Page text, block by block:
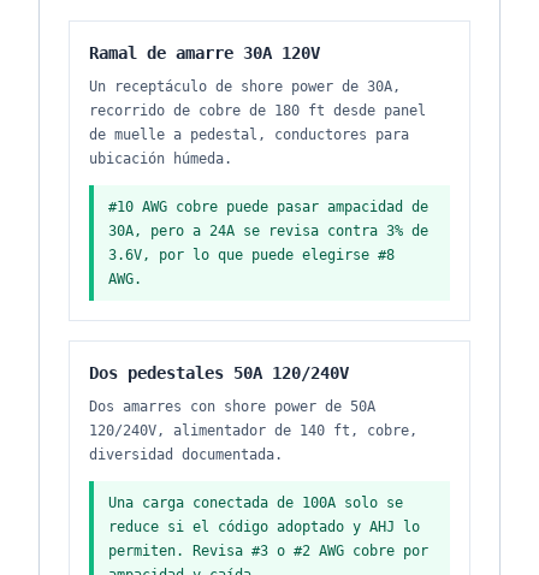
Ramal de amarre 30A 120V
Un receptáculo de shore power de 30A,
recorrido de cobre de 180 ft desde panel
de muelle a pedestal, conductores para
ubicación húmeda.
#10 AWG cobre puede pasar ampacidad de
30A, pero a 24A se revisa contra 3% de
3.6V, por lo que puede elegirse #8
AWG.
Dos pedestales 50A 120/240V
Dos amarres con shore power de 50A
120/240V, alimentador de 140 ft, cobre,
diversidad documentada.
Una carga conectada de 100A solo se
reduce si el código adoptado y AHJ lo
permiten. Revisa #3 o #2 AWG cobre por